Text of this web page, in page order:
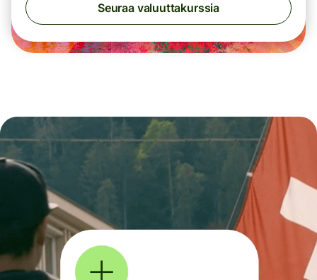
Seuraa valuuttakurssia